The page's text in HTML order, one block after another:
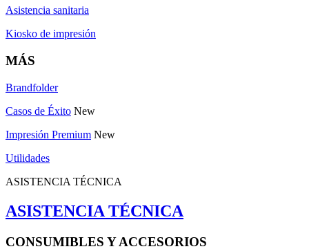
Asistencia sanitaria
Kiosko de impresión
MÁS
Brandfolder
Casos de Éxito New
Impresión Premium New
Utilidades
ASISTENCIA TÉCNICA
ASISTENCIA TÉCNICA
CONSUMIBLES Y ACCESORIOS